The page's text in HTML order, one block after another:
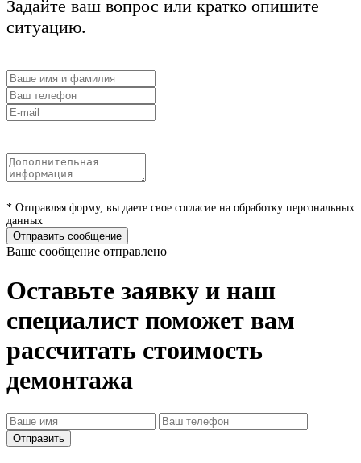
Задайте ваш вопрос или кратко опишите
ситуацию.
* Отправляя форму, вы даете свое согласие на обработку персональных
данных
Отправить сообщение
Ваше сообщение отправлено
Оставьте заявку и наш
специалист поможет вам
рассчитать стоимость
демонтажа